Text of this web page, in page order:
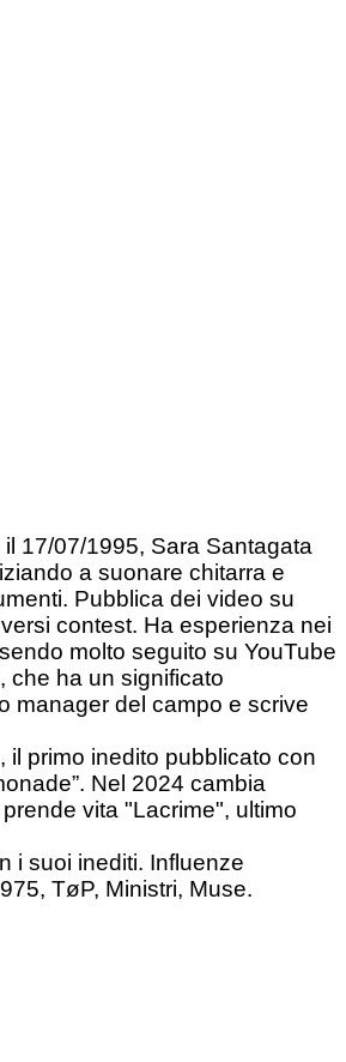
17/07/1995, Sara Santagata
a suonare chitarra e
Pubblica dei video su
contest. Ha esperienza nei
molto seguito su YouTube
che ha un significato
manager del campo e scrive
il primo inedito pubblicato con
Nel 2024 cambia
vita "Lacrime", ultimo
i suoi inediti. Influenze
TøP, Ministri, Muse.